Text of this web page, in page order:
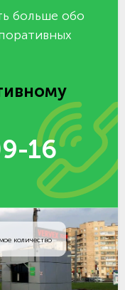
больше обо
16
количество